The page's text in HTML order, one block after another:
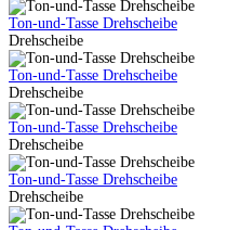
Ton-und-Tasse Drehscheibe
Drehscheibe
Ton-und-Tasse Drehscheibe
Drehscheibe
Ton-und-Tasse Drehscheibe
Drehscheibe
Ton-und-Tasse Drehscheibe
Drehscheibe